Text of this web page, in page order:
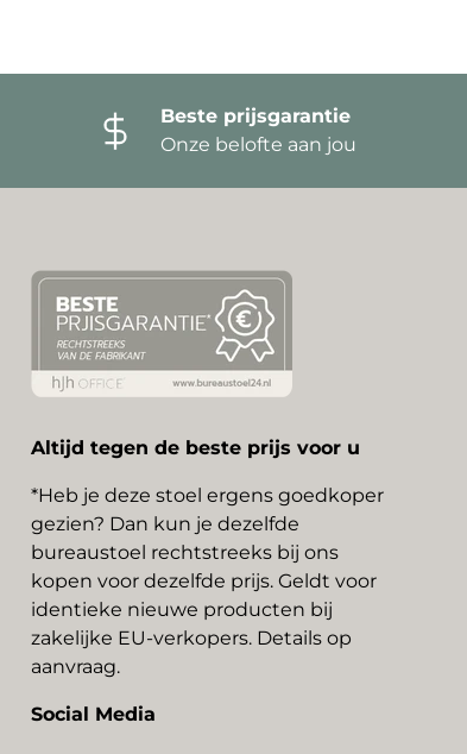
Beste prijsgarantie
Onze belofte aan jou
Altijd tegen de beste prijs voor u
*Heb je deze stoel ergens goedkoper
gezien? Dan kun je dezelfde
bureaustoel rechtstreeks bij ons
kopen voor dezelfde prijs. Geldt voor
identieke nieuwe producten bij
zakelijke EU-verkopers. Details op
aanvraag.
Social Media